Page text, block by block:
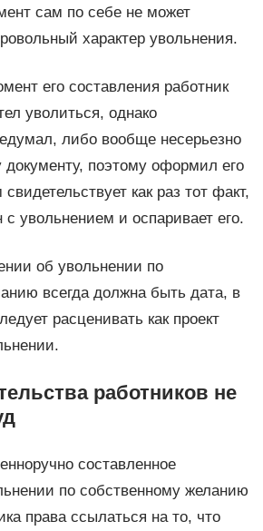
сам по себе не может
характер увольнения.
его составления работник
уволиться, однако
либо вообще несерьезно
документу, поэтому оформил его
как раз тот факт,
с увольнением и оспаривает его.
об увольнении по
всегда должна быть дата, в
расценивать как проект
работников не
составленное
по собственному желанию
права ссылаться на то, что